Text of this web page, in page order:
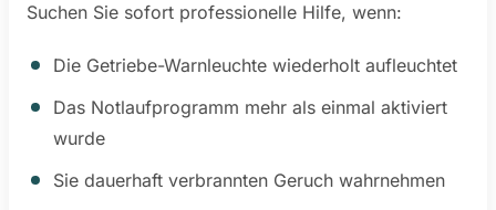
Suchen Sie sofort professionelle Hilfe, wenn:
Die Getriebe-Warnleuchte wiederholt aufleuchtet
Das Notlaufprogramm mehr als einmal aktiviert
wurde
Sie dauerhaft verbrannten Geruch wahrnehmen